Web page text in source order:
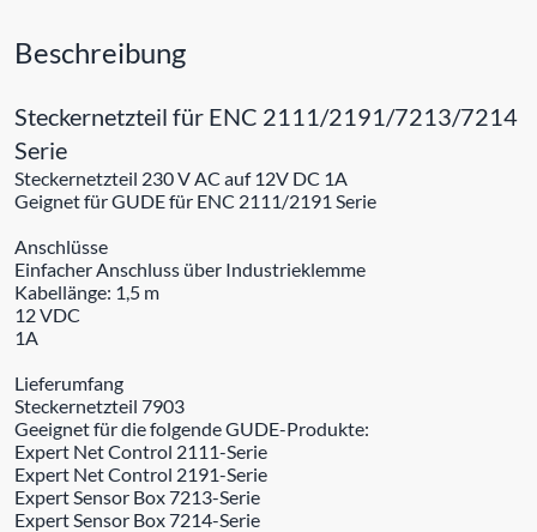
Beschreibung
Steckernetzteil für ENC 2111/2191/7213/7214
Serie
Steckernetzteil 230 V AC auf 12V DC 1A
Geignet für GUDE für ENC 2111/2191 Serie
Anschlüsse
Einfacher Anschluss über Industrieklemme
Kabellänge: 1,5 m
12 VDC
1A
Lieferumfang
Steckernetzteil 7903
Geeignet für die folgende GUDE-Produkte:
Expert Net Control 2111-Serie
Expert Net Control 2191-Serie
Expert Sensor Box 7213-Serie
Expert Sensor Box 7214-Serie